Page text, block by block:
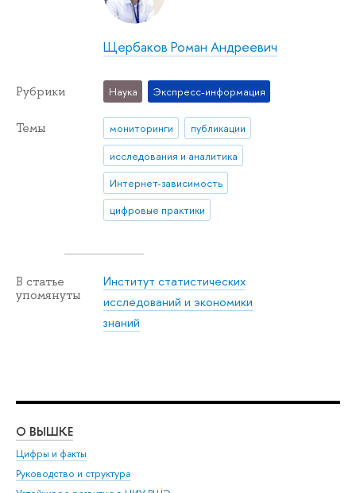
Щербаков Роман Андреевич
Рубрики Наука Экспресс-информация
Темы мониторинги
публикации
исследования и аналитика
Интернет-зависимость
цифровые практики
В статье
упомянуты
Институт статистических
исследований и экономики
знаний
О ВЫШКЕ
Цифры и факты
Руководство и структура